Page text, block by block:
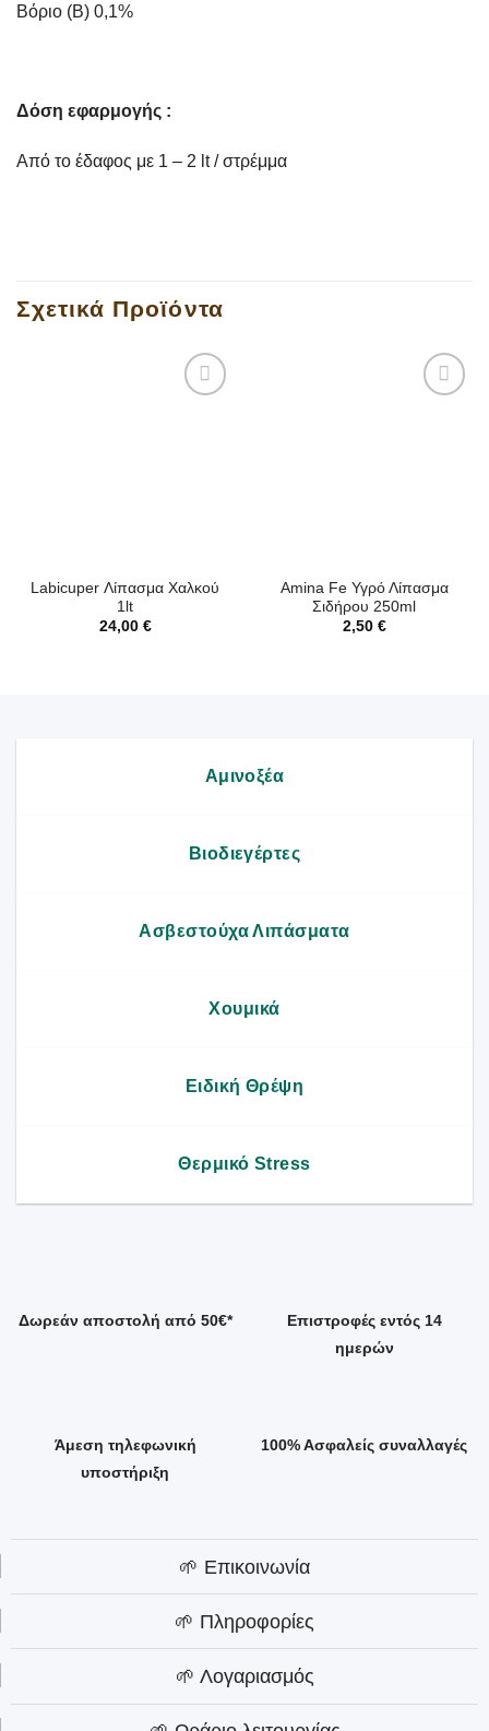
Βόριο (Β) 0,1%
Δόση εφαρμογής :
Από το έδαφος με 1 – 2 lt / στρέμμα
Σχετικά Προϊόντα
Labicuper Λίπασμα Χαλκού
1lt
24,00 €
Amina Fe Υγρό Λίπασμα
Σιδήρου 250ml
2,50 €
Αμινοξέα
Βιοδιεγέρτες
Ασβεστούχα Λιπάσματα
Χουμικά
Ειδική Θρέψη
Θερμικό Stress
Δωρεάν αποστολή από 50€*
Επιστροφές εντός 14
ημερών
Άμεση τηλεφωνική
υποστήριξη
100% Ασφαλείς συναλλαγές
🌱 Επικοινωνία
🌱 Πληροφορίες
🌱 Λογαριασμός